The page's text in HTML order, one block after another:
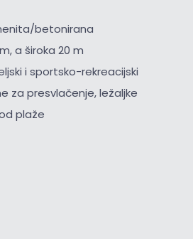
betonirana
a široka 20 m
i sportsko-rekreacijski
za presvlačenje, ležaljke
plaže